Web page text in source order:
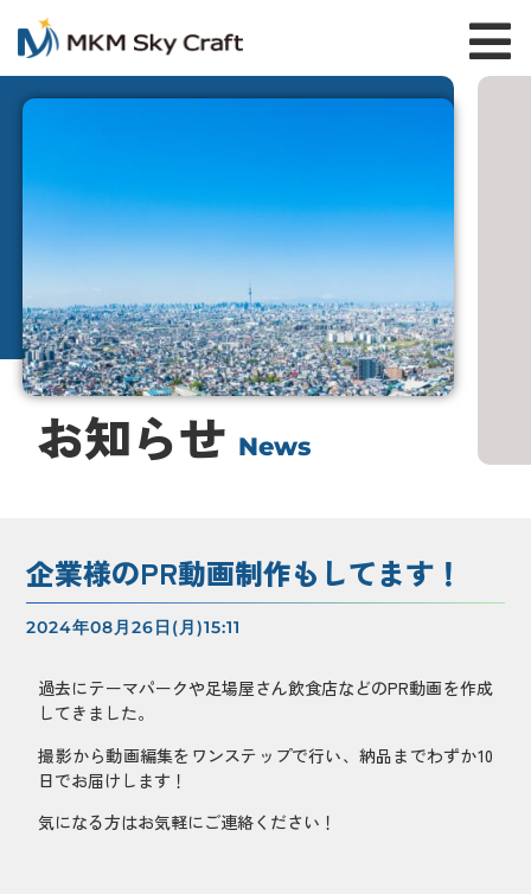
お知らせ News
企業様のPR動画制作もしてます！
2024年08月26日(月)15:11
過去にテーマパークや足場屋さん飲食店などのPR動画を作成
してきました。
撮影から動画編集をワンステップで行い、納品までわずか10
日でお届けします！
気になる方はお気軽にご連絡ください！